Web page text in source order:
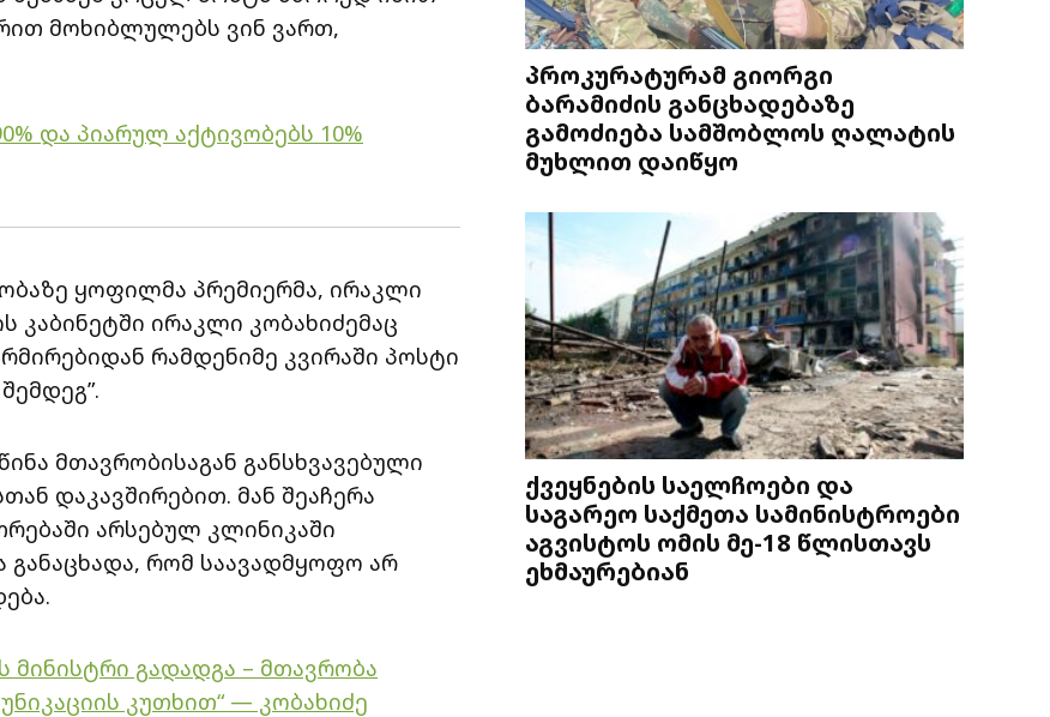
მოხიბლულებს ვინ ვართ,
და პიარულ აქტივობებს 10%
ყოფილმა პრემიერმა, ირაკლი
კაბინეტში ირაკლი კობახიძემაც
რამდენიმე კვირაში პოსტი
მთავრობისაგან განსხვავებული
დაკავშირებით. მან შეაჩერა
არსებულ კლინიკაში
რომ საავადმყოფო არ
მინისტრი გადადგა – მთავრობა
კუთხით“ — კობახიძე
პროკურატურამ გიორგი
ბარამიძის განცხადებაზე
გამოძიება სამშობლოს ღალატის
მუხლით დაიწყო
ქვეყნების საელჩოები და
საგარეო საქმეთა სამინისტროები
აგვისტოს ომის მე-18 წლისთავს
ეხმაურებიან